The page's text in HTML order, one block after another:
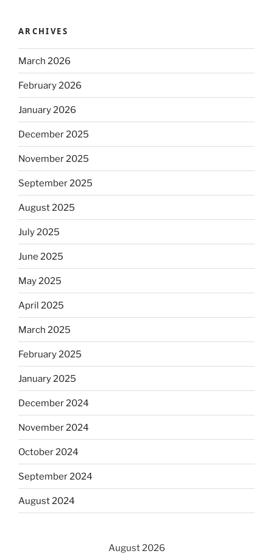
ARCHIVES
March 2026
February 2026
January 2026
December 2025
November 2025
September 2025
August 2025
July 2025
June 2025
May 2025
April 2025
March 2025
February 2025
January 2025
December 2024
November 2024
October 2024
September 2024
August 2024
August 2026